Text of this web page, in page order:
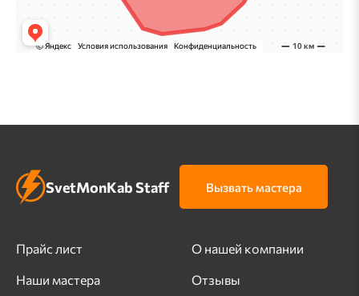
SvetMonKab Staff
Прайс лист О нашей компании
Наши мастера Отзывы
Вызвать мастера